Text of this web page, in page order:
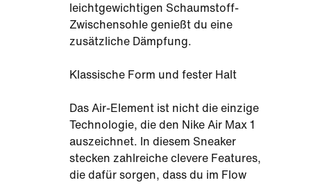
leichtgewichtigen Schaumstoff-
Zwischensohle genießt du eine
zusätzliche Dämpfung.
Klassische Form und fester Halt
Das Air-Element ist nicht die einzige
Technologie, die den Nike Air Max 1
auszeichnet. In diesem Sneaker
stecken zahlreiche clevere Features,
die dafür sorgen, dass du im Flow